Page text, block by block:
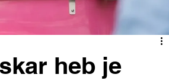
heb je